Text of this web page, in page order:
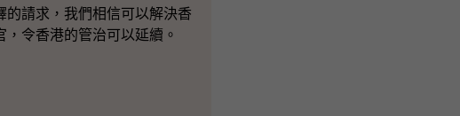
請求，我們相信可以解決香
令香港的管治可以延續。